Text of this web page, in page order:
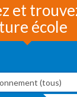
et
école